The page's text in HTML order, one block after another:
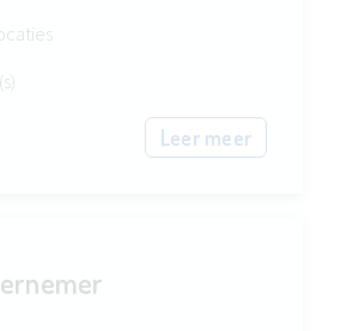
Leer meer